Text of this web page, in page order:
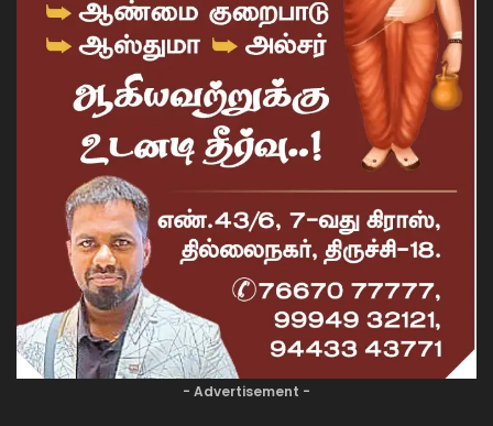
- Advertisement -